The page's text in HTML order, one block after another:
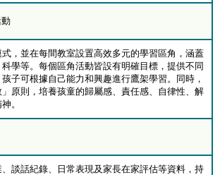
，並在每間教室設置高效多元的學習區角，涵蓋
學等。每個區角活動皆設有明確目標，提供不同
子可根據自己能力和興趣進行鷹架學習。同時，
原則，培養孩童的歸屬感、責任感、自律性、解
。
談話紀錄、日常表現及家長在家評估等資料，持